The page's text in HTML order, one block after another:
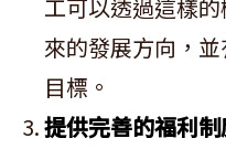
工可以透過這樣
來的發展方向，
目標。
提供完善的福利